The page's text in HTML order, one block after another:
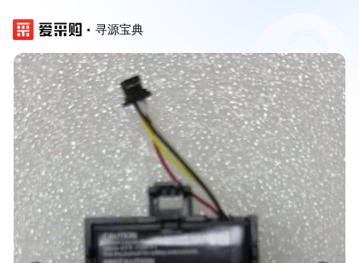
寻源宝典